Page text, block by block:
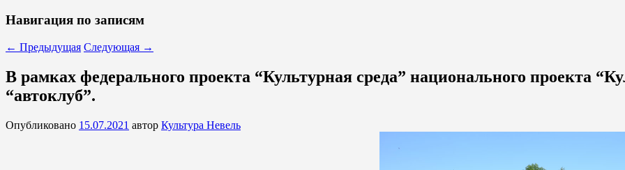
Навигация по записям
← Предыдущая Следующая →
В рамках федерального проекта “Культурная среда” национального проекта
“автоклуб”.
Опубликовано 15.07.2021 автор Культура Невель